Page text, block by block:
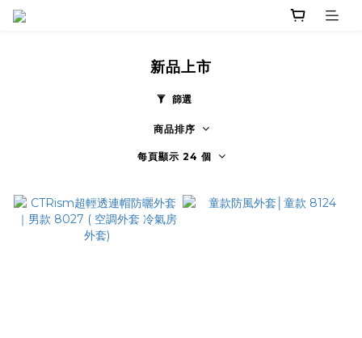
新品上市
篩選
商品排序
每頁顯示 24 個